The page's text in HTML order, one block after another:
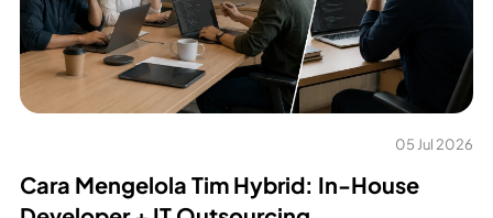
05 Jul 2026
Cara Mengelola Tim Hybrid: In-House